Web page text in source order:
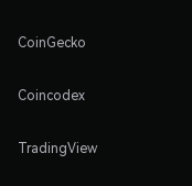
CoinGecko
Coincodex
TradingView